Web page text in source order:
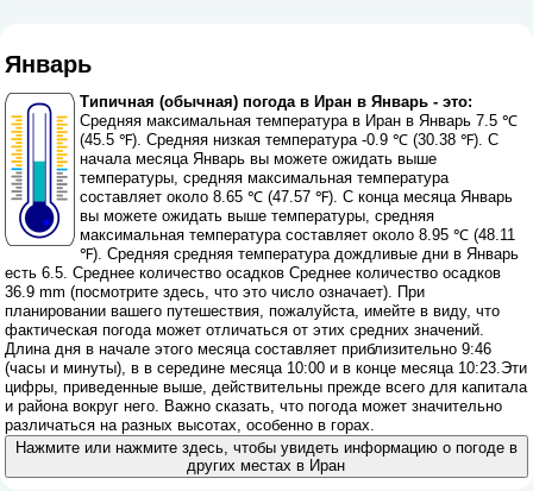
Январь
Типичная (обычная) погода в Иран в Январь - это:
Средняя максимальная температура в Иран в Январь 7.5 ℃
(45.5 ℉). Средняя низкая температура -0.9 ℃ (30.38 ℉). С
начала месяца Январь вы можете ожидать выше
температуры, средняя максимальная температура
составляет около 8.65 ℃ (47.57 ℉). С конца месяца Январь
вы можете ожидать выше температуры, средняя
максимальная температура составляет около 8.95 ℃ (48.11
℉). Средняя средняя температура дождливые дни в Январь
есть 6.5. Среднее количество осадков Среднее количество осадков
36.9 mm (посмотрите здесь, что это число означает). При
планировании вашего путешествия, пожалуйста, имейте в виду, что
фактическая погода может отличаться от этих средних значений.
Длина дня в начале этого месяца составляет приблизительно 9:46
(часы и минуты), в в середине месяца 10:00 и в конце месяца 10:23.Эти
цифры, приведенные выше, действительны прежде всего для капитала
и района вокруг него. Важно сказать, что погода может значительно
различаться на разных высотах, особенно в горах.
Нажмите или нажмите здесь, чтобы увидеть информацию о погоде в
других местах в Иран